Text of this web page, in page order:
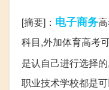
[摘要]： 电子商务
科目,外加体育高考
是认自己进行选择
职业技术学校都是